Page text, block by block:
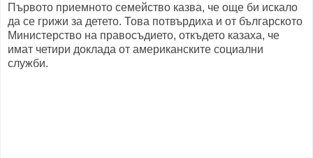
Първото приемното семейство казва, че още би искало
да се грижи за детето. Това потвърдиха и от българското
Министерство на правосъдието, откъдето казаха, че
имат четири доклада от американските социални
служби.